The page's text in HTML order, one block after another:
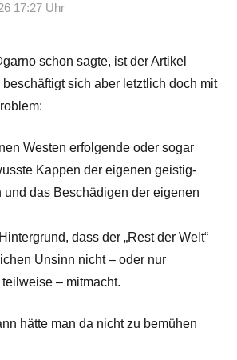
17:27 Uhr
schon sagte, ist der Artikel
sich aber letztlich doch mit
Westen erfolgende oder sogar
Kappen der eigenen geistig-
und das Beschädigen der eigenen
dass der „Rest der Welt“
Unsinn nicht – oder nur
– mitmacht.
hätte man da nicht zu bemühen